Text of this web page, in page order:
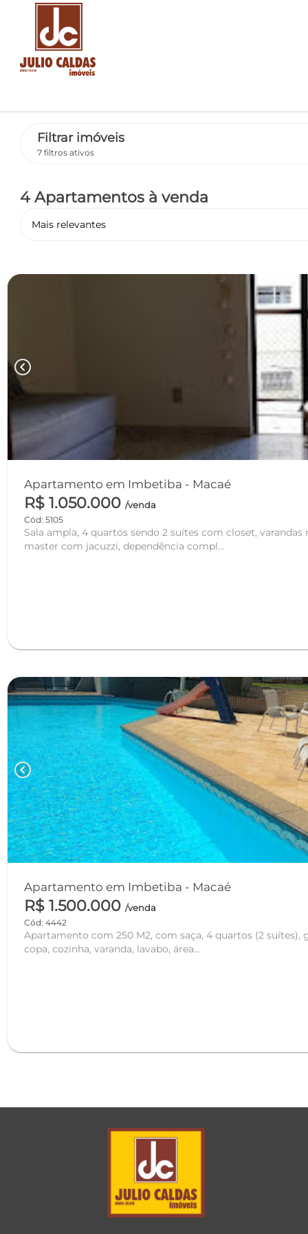
Filtrar imóveis
7 filtros ativos
4 Apartamentos à venda
Mais relevantes
chevron_left
Apartamento em Imbetiba - Macaé
R$ 1.050.000 /venda
Cód: 5105
Sala ampla, 4 quartos sendo 2 suítes com closet, varandas
master com jacuzzi, dependência compl...
chevron_left
Apartamento em Imbetiba - Macaé
R$ 1.500.000 /venda
Cód: 4442
Apartamento com 250 M2, com saça, 4 quartos (2 suítes),
copa, cozinha, varanda, lavabo, área...